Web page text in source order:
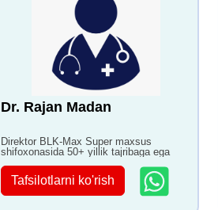
Dr. Rajan Madan
Direktor BLK-Max Super maxsus
shifoxonasida 50+ yillik tajribaga ega
Tafsilotlarni ko'rish